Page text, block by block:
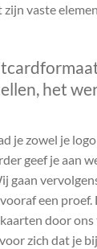
vaste
het
je zowel je
geef je aan
gaan
een
door
zich dat je